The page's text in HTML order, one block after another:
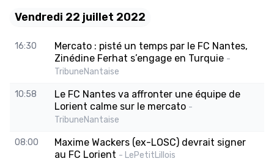
Vendredi 22 juillet 2022
16:30
Mercato : pisté un temps par le FC Nantes,
Zinédine Ferhat s’engage en Turquie -
TribuneNantaise
10:58
Le FC Nantes va affronter une équipe de
Lorient calme sur le mercato -
TribuneNantaise
08:00
Maxime Wackers (ex-LOSC) devrait signer
au FC Lorient - LePetitLillois